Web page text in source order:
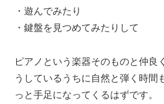
・遊んでみたり
・鍵盤を見つめてみたりして
ピアノという楽器そのものと仲良
うしているうちに 自然と弾く時間
っと手足になってくるはずです。